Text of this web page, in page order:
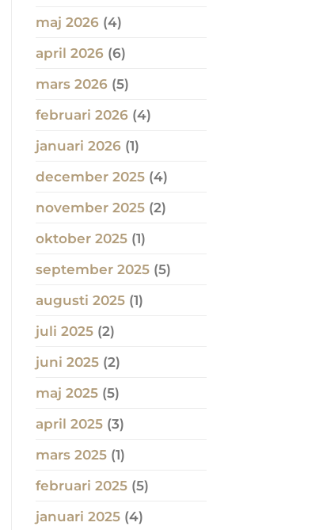
maj 2026(4)
april 2026(6)
mars 2026(5)
februari 2026(4)
januari 2026(1)
december 2025(4)
november 2025(2)
oktober 2025(1)
september 2025(5)
augusti 2025(1)
juli 2025(2)
juni 2025(2)
maj 2025(5)
april 2025(3)
mars 2025(1)
februari 2025(5)
januari 2025(4)